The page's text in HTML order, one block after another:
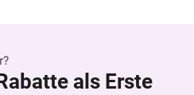
als Erste